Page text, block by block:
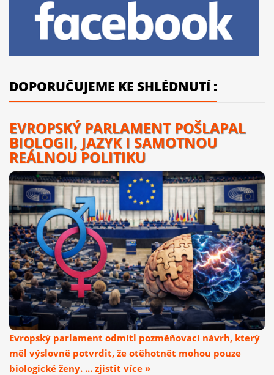
DOPORUČUJEME KE SHLÉDNUTÍ :
EVROPSKÝ PARLAMENT POŠLAPAL
BIOLOGII, JAZYK I SAMOTNOU
REÁLNOU POLITIKU
Evropský parlament odmítl pozměňovací návrh, který
měl výslovně potvrdit, že otěhotnět mohou pouze
biologické ženy. ... zjistit více »